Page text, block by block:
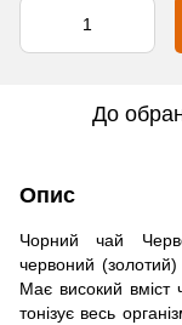
До
Опис
Чорний чай
червоний
Має високий вміст
тонізує весь